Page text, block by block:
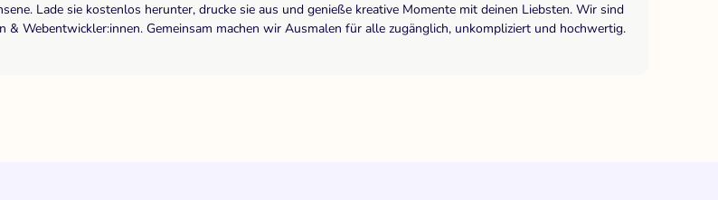
Lade sie kostenlos herunter, drucke sie aus und genieße kreative Momente mit deinen Liebsten. Wir sind
& Webentwickler:innen. Gemeinsam machen wir Ausmalen für alle zugänglich, unkompliziert und hochwertig.